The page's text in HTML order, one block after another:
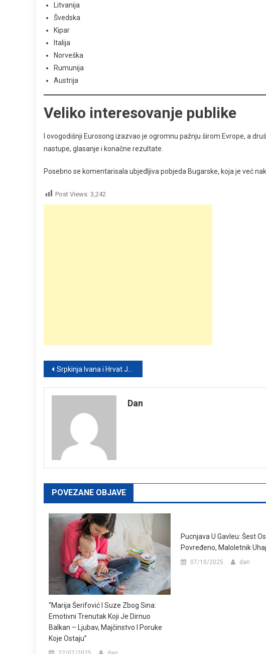
Litvanija
Švedska
Kipar
Italija
Norveška
Rumunija
Austrija
Veliko interesovanje publike
I ovogodišnji Eurosong izazvao je ogromnu pažnju širom Evrope, a
nastupe, glasanje i konačne rezultate.
Posebno se komentarisala ubjedljiva pobjeda Bugarske, koja je već
Post Views: 3,242
Post
navigation
Srpkinja Ivana i Hrvat Josip rekli sudbonosno “da” u Beogradu: Snimak sa svadbe dirnuo region
Dan
POVEZANE OBJAVE
“Marija Šerifović I Suze Zbog Sina:
Emotivni Trenutak Koji Je Dirnuo
Balkan – Ljubav, Majčinstvo I Poruke
Koje Ostaju”
Pucnjava U Gavleu: Šest
Povređeno, Maloletnik
07/10/2025 dan